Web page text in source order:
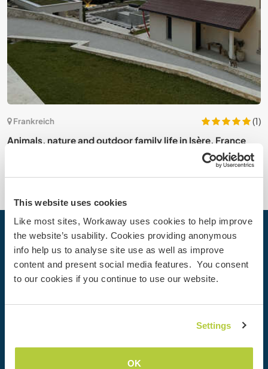
This website uses cookies
Like most sites, Workaway uses cookies to help improve
the website’s usability. Cookies providing anonymous
info help us to analyse site use as well as improve
content and present social media features. You consent
to our cookies if you continue to use our website.
Settings
OK
Frankreich
(1)
Animals, nature and outdoor family life in Isère, France
Dein nächstes Abenteuer beginnt
heute
Werde heute Mitglied der Workaway-Community und
Möglichkeiten weltweit.